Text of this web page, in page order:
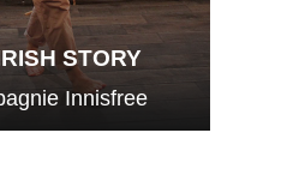
STORY
Innisfree